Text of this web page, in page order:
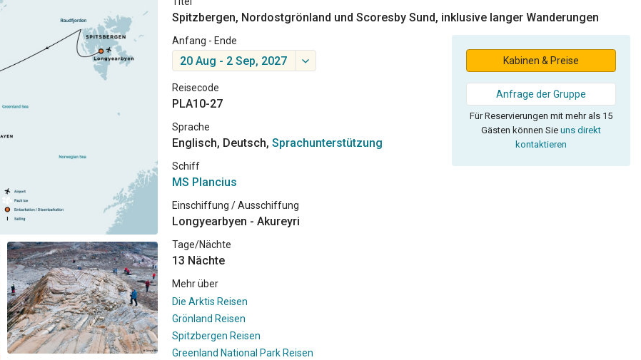
Spitzbergen, Nordostgrönland und Scoresby Sund, inklusive langer Wanderungen
Anfang - Ende
20 Aug - 2 Sep, 2027
Reisecode
PLA10-27
Sprache
Englisch, Deutsch, Sprachunterstützung
Schiff
MS Plancius
Einschiffung / Ausschiffung
Longyearbyen - Akureyri
Tage/Nächte
13 Nächte
Mehr über
Die Arktis Reisen
Grönland Reisen
Spitzbergen Reisen
Greenland National Park Reisen
Kabinen & Preise
Anfrage der Gruppe
Für Reservierungen mit mehr als 15
Gästen können Sie uns direkt
kontaktieren